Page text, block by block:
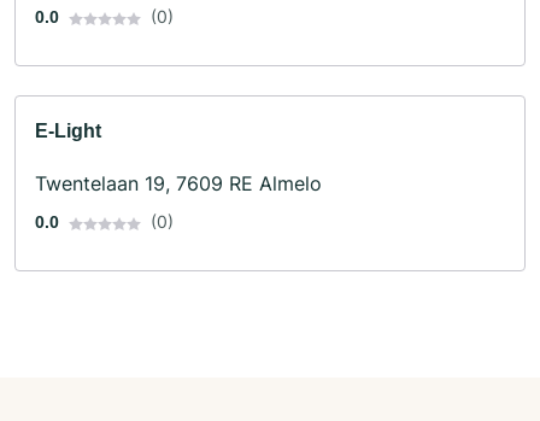
0.0 (0)
E-Light
Twentelaan 19, 7609 RE Almelo
0.0 (0)